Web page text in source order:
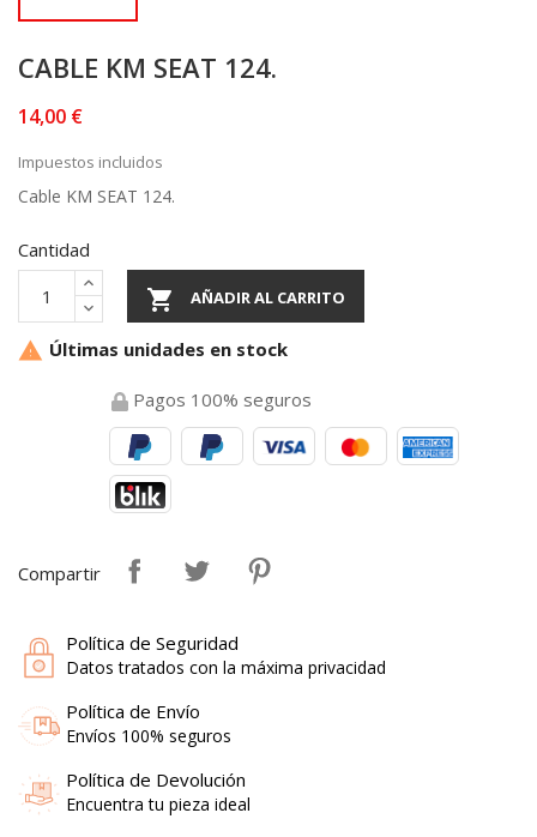
CABLE KM SEAT 124.
14,00 €
Impuestos incluidos
Cable KM SEAT 124.
Cantidad
 AÑADIR AL CARRITO
 Últimas unidades en stock
Pagos 100% seguros
Compartir
Política de Seguridad
Datos tratados con la máxima privacidad
Política de Envío
Envíos 100% seguros
Política de Devolución
Encuentra tu pieza ideal